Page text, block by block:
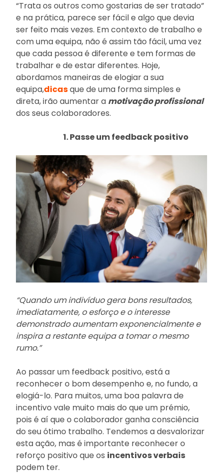
“Trata os outros como gostarias de ser tratado”
e na prática, parece ser fácil e algo que devia
ser feito mais vezes. Em contexto de trabalho e
com uma equipa, não é assim tão fácil, uma vez
que cada pessoa é diferente e tem formas de
trabalhar e de estar diferentes. Hoje,
abordamos maneiras de elogiar a sua
equipa,dicasque de uma forma simples e
direta, irão aumentar a motivação profissional
dos seus colaboradores.
1. Passe um feedback positivo
“Quando um indivíduo gera bons resultados,
imediatamente, o esforço e o interesse
demonstrado aumentam exponencialmente e
inspira a restante equipa a tomar o mesmo
rumo.”
Ao passar um feedback positivo, está a
reconhecer o bom desempenho e, no fundo, a
elogiá-lo. Para muitos, uma boa palavra de
incentivo vale muito mais do que um prémio,
pois é aí que o colaborador ganha consciência
do seu ótimo trabalho. Tendemos a desvalorizar
esta ação, mas é importante reconhecer o
reforço positivo que os incentivos verbais
podem ter.